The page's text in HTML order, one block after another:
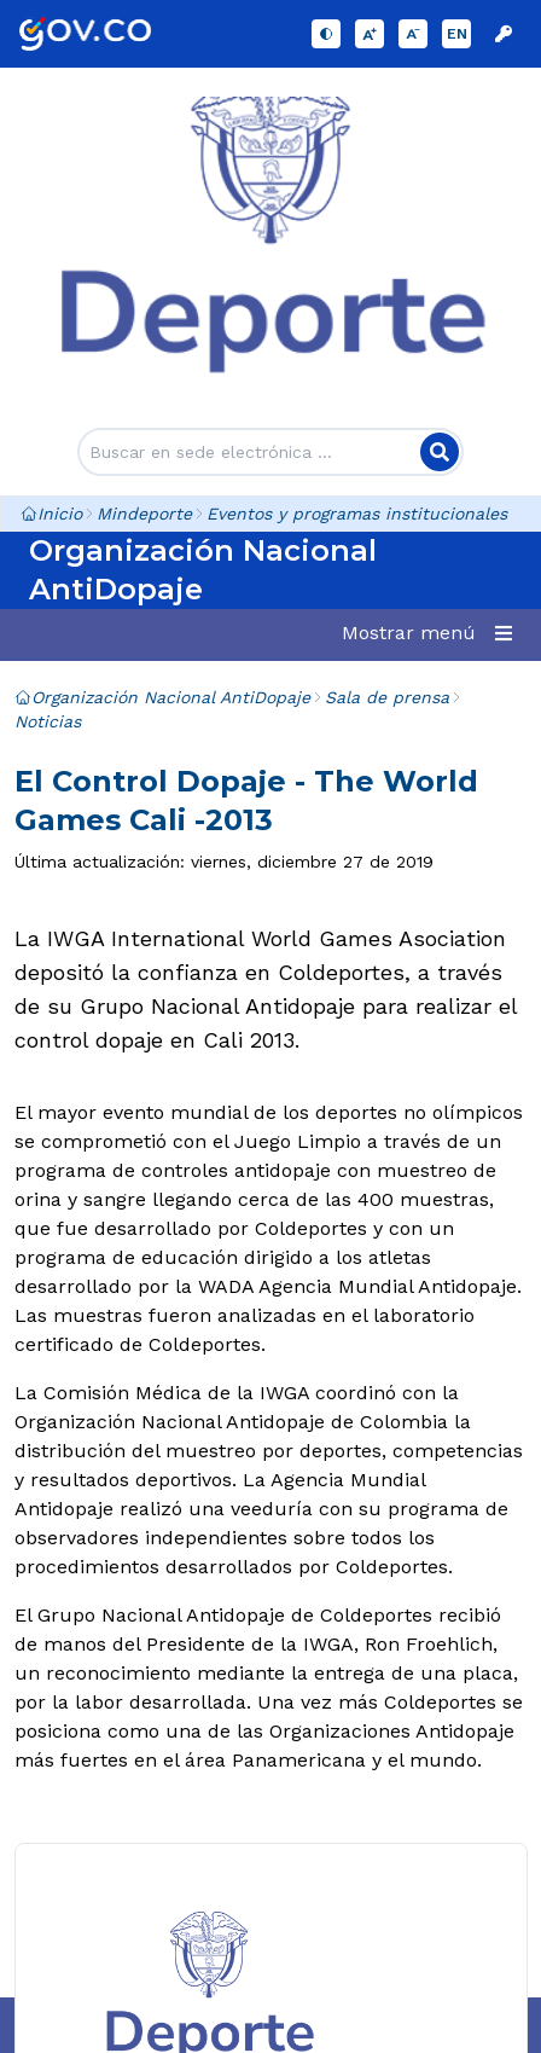
EN
Inicio Mindeporte Eventos y programas institucionales
Organización Nacional
AntiDopaje
Mostrar menú
Organización Nacional AntiDopaje
Sala de prensa
Noticias
El Control Dopaje - The World
Games Cali -2013
Última actualización: viernes, diciembre 27 de 2019
La IWGA International World Games Asociation
depositó la confianza en Coldeportes, a través
de su Grupo Nacional Antidopaje para realizar el
control dopaje en Cali 2013.
El mayor evento mundial de los deportes no olímpicos
se comprometió con el Juego Limpio a través de un
programa de controles antidopaje con muestreo de
orina y sangre llegando cerca de las 400 muestras,
que fue desarrollado por Coldeportes y con un
programa de educación dirigido a los atletas
desarrollado por la WADA Agencia Mundial Antidopaje.
Las muestras fueron analizadas en el laboratorio
certificado de Coldeportes.
La Comisión Médica de la IWGA coordinó con la
Organización Nacional Antidopaje de Colombia la
distribución del muestreo por deportes, competencias
y resultados deportivos. La Agencia Mundial
Antidopaje realizó una veeduría con su programa de
observadores independientes sobre todos los
procedimientos desarrollados por Coldeportes.
El Grupo Nacional Antidopaje de Coldeportes recibió
de manos del Presidente de la IWGA, Ron Froehlich,
un reconocimiento mediante la entrega de una placa,
por la labor desarrollada. Una vez más Coldeportes se
posiciona como una de las Organizaciones Antidopaje
más fuertes en el área Panamericana y el mundo.